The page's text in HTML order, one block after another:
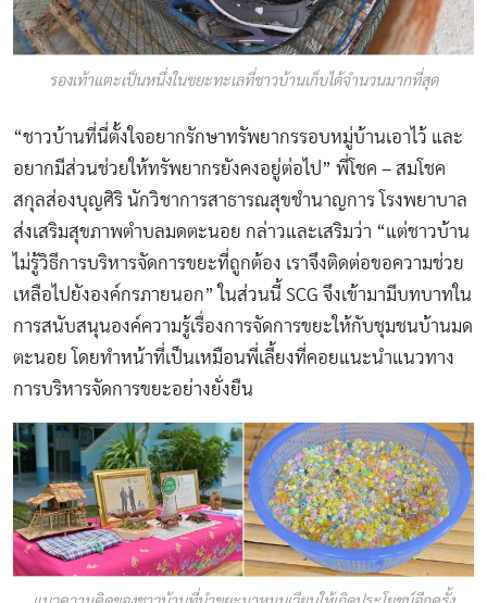
รองเท้าแตะเป็นหนึ่งในขยะทะเลที่ชาวบ้านเก็บได้จำนวนมากที่สุด
“ชาวบ้านที่นี่ตั้งใจอยากรักษาทรัพยากรรอบหมู่บ้านเอาไว้ และ
อยากมีส่วนช่วยให้ทรัพยากรยังคงอยู่ต่อไป” พี่โชค – สมโชค
สกุลส่องบุญศิริ นักวิชาการสาธารณสุขชำนาญการ โรงพยาบาล
ส่งเสริมสุขภาพตำบลมดตะนอย กล่าวและเสริมว่า “แต่ชาวบ้าน
ไม่รู้วิธีการบริหารจัดการขยะที่ถูกต้อง เราจึงติดต่อขอความช่วย
เหลือไปยังองค์กรภายนอก” ในส่วนนี้ SCG จึงเข้ามามีบทบาทใน
การสนับสนุนองค์ความรู้เรื่องการจัดการขยะให้กับชุมชนบ้านมด
ตะนอย โดยทำหน้าที่เป็นเหมือนพี่เลี้ยงที่คอยแนะนำแนวทาง
การบริหารจัดการขยะอย่างยั่งยืน